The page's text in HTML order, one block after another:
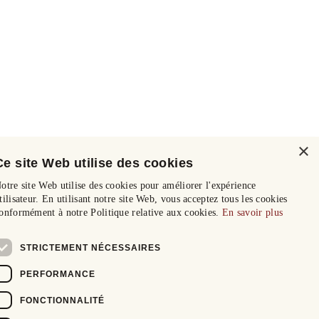
×
site Web utilise des cookies
site Web utilise des cookies pour améliorer l'expérience
En utilisant notre site Web, vous acceptez tous les cookies
à notre Politique relative aux cookies. En savoir plus
STRICTEMENT NÉCESSAIRES
PERFORMANCE
FONCTIONNALITÉ